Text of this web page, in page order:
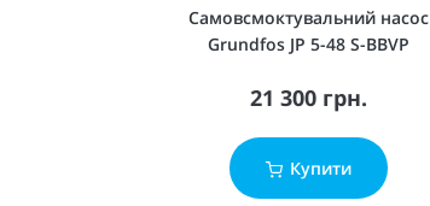
Самовсмоктувальний насос
Grundfos JP 5-48 S-BBVP
21 300 грн.
Купити